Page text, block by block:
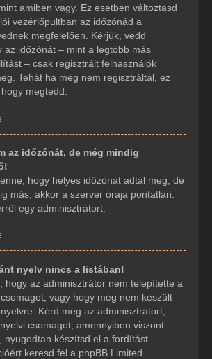
amiben vagy. Ez esetben változtasd
vezérlőpultban az időzónád a
megfelelően. Kérjük, vedd
az időzónát – mint a legtöbb más
– csak regisztrált felhasználók
Tehát ha még nem regisztráltál, ez
megtedd.
az időzónát, de még mindig
hogy helyes időzónát adtál meg, de
más, akkor a szerver órája pontatlan.
egy adminisztrátort.
nyelv nincs a listában!
hogy az adminisztrátor nem telepítette a
vagy hogy még nem készült
Kérd meg az adminisztrátort,
csomagot, amennyiben viszont
nyugodtan készítsd el a fordítást.
keresd fel a phpBB Limited